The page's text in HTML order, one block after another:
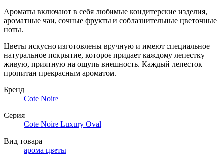
Ароматы включают в себя любимые кондитерские изделия,
ароматные чаи, сочные фрукты и соблазнительные цветочные
ноты.
Цветы искусно изготовлены вручную и имеют специальное
натуральное покрытие, которое придает каждому лепестку
живую, приятную на ощупь внешность. Каждый лепесток
пропитан прекрасным ароматом.
Бренд
Cote Noire
Серия
Cote Noire Luxury Oval
Вид товара
арома цветы